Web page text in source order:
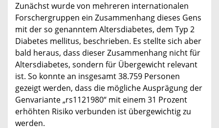
Zunächst wurde von mehreren internationalen
Forschergruppen ein Zusammenhang dieses Gens
mit der so genanntem Altersdiabetes, dem Typ 2
Diabetes mellitus, beschrieben. Es stellte sich aber
bald heraus, dass dieser Zusammenhang nicht für
Altersdiabetes, sondern für Übergewicht relevant
ist. So konnte an insgesamt 38.759 Personen
gezeigt werden, dass die mögliche Ausprägung der
Genvariante „rs1121980“ mit einem 31 Prozent
erhöhten Risiko verbunden ist übergewichtig zu
werden.